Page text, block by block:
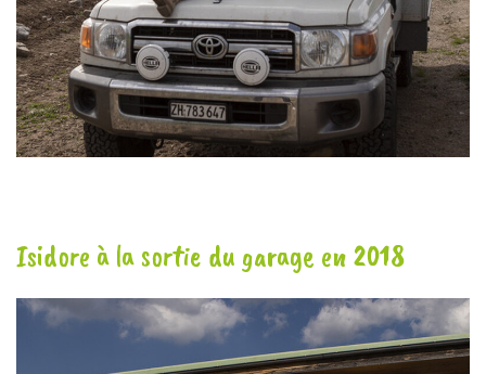
Isidore à la sortie du garage en 2018